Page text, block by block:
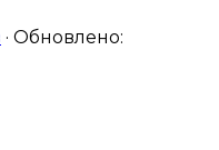
· Обновлено: